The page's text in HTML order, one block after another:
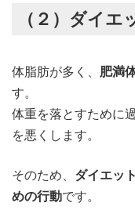
（２）ダイエ
体脂肪が多く、 肥満
す。
体重を落とすために
を悪くします。
そのため、 ダイエッ
めの行動です。